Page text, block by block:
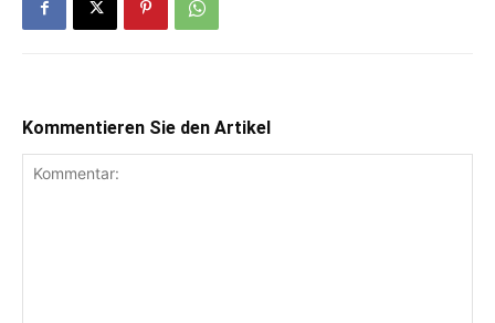
Kommentieren Sie den Artikel